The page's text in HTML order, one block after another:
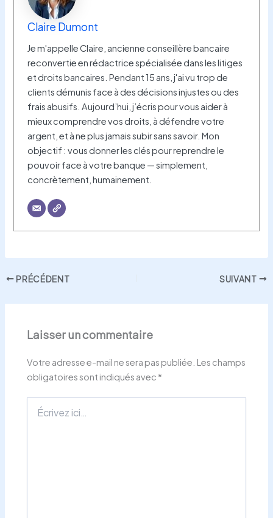
Claire Dumont
Je m'appelle Claire, ancienne conseillère bancaire
reconvertie en rédactrice spécialisée dans les litiges
et droits bancaires. Pendant 15 ans, j'ai vu trop de
clients démunis face à des décisions injustes ou des
frais abusifs. Aujourd’hui, j’écris pour vous aider à
mieux comprendre vos droits, à défendre votre
argent, et à ne plus jamais subir sans savoir. Mon
objectif : vous donner les clés pour reprendre le
pouvoir face à votre banque — simplement,
concrètement, humainement.
PRÉCÉDENT SUIVANT
Laisser un commentaire
Votre adresse e-mail ne sera pas publiée. Les champs
obligatoires sont indiqués avec *
ici…